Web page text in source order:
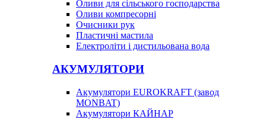
Оливи для сільського господарства
Оливи компресорні
Очисники рук
Пластичні мастила
Електроліти і дистильована вода
АКУМУЛЯТОРИ
Акумулятори EUROKRAFT (завод
MONBAT)
Акумулятори КАЙНАР